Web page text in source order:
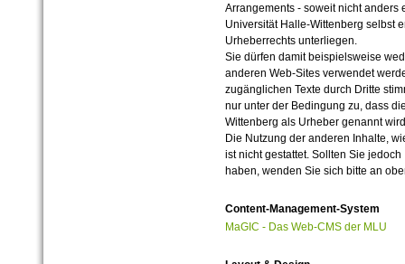
Arrangements - soweit nicht anders
Universität Halle-Wittenberg selbst
Urheberrechts unterliegen.
Sie dürfen damit beispielsweise
anderen Web-Sites verwendet
zugänglichen Texte durch Dritte
nur unter der Bedingung zu, dass
Wittenberg als Urheber genannt
Die Nutzung der anderen Inhalte,
ist nicht gestattet. Sollten Sie
haben, wenden Sie sich bitte an
Content-Management-System
MaGIC - Das Web-CMS der MLU